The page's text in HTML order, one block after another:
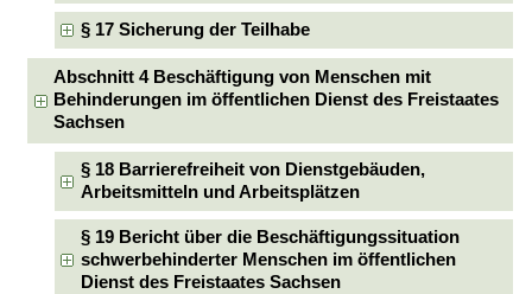
§ 17 Sicherung der Teilhabe
Abschnitt 4 Beschäftigung von Menschen mit
Behinderungen im öffentlichen Dienst des Freistaates
Sachsen
§ 18 Barrierefreiheit von Dienstgebäuden,
Arbeitsmitteln und Arbeitsplätzen
§ 19 Bericht über die Beschäftigungssituation
schwerbehinderter Menschen im öffentlichen
Dienst des Freistaates Sachsen